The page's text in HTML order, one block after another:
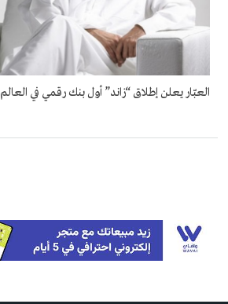
العبّار يعلن إطلاق “زاند” أول بنك رقمي في العالم